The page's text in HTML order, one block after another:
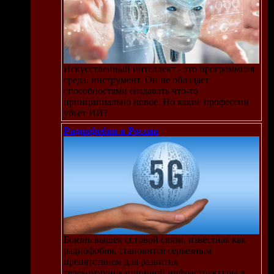
Искусственный интеллект - это программная
среда, инструмент. Он не обладает
способностями создавать что-то
принципиально новое. Но какие профессии
убьёт ИИ?
Радиофобия в России
Боязнь вышек сотовой связи, известная как
радиофобия, становится серьезным
препятствием для развития